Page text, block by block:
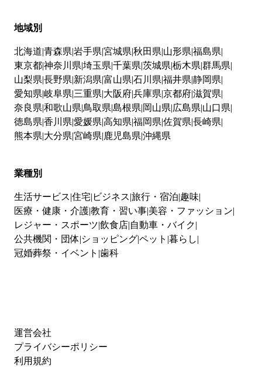
地域別
北海道 青森県 岩手県 宮城県 秋田県 山形県 福島県
東京都神奈川県 埼玉県 千葉県 茨城県 栃木県 群馬県
山梨県 長野県 新潟県 富山県 石川県 福井県 静岡県
愛知県 岐阜県 三重県 大阪府兵庫県 京都府滋賀県
奈良県 和歌山県 鳥取県 島根県 岡山県 広島県 山口県
徳島県 香川県 愛媛県 高知県 福岡県 佐賀県 長崎県
熊本県 大分県 宮崎県 鹿児島県 沖縄県
業種別
生活サービス 住宅 ビジネス 旅行・宿泊 趣味
医療・健康・介護教育・習い事 美容・ファッション
レジャー・スポーツ 飲食店 自動車・バイク
公共機関・団体 ショッピングペット 暮らし
冠婚葬祭・イベント 歯科
運営会社
プライバシーポリシー
利用規約